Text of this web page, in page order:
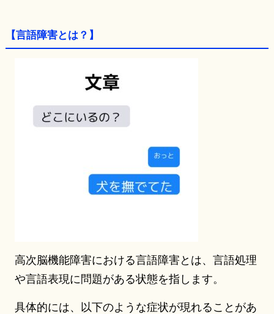
【言語障害とは？】
高次脳機能障害における言語障害とは、言語処理
や言語表現に問題がある状態を指します。
具体的には、以下のような症状が現れることがあ